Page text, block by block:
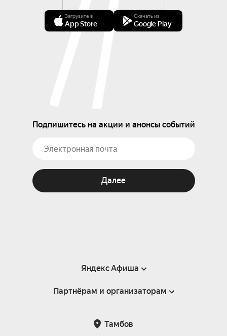
Загрузите в
App Store
Скачать из
Google Play
Подпишитесь на акции и анонсы событий
Далее
Яндекс Афиша
Справка
Подарочные сертификаты
Партнёрам и организаторам
Тамбов